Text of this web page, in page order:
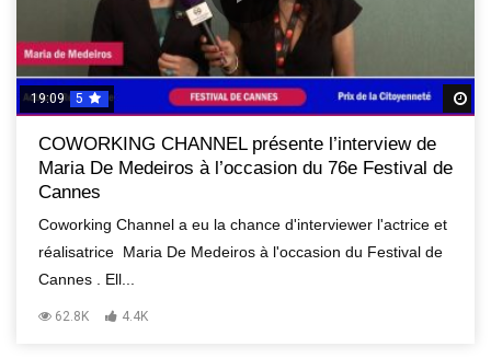
19:09 5
COWORKING CHANNEL présente l’interview de
Maria De Medeiros à l’occasion du 76e Festival de
Cannes
Coworking Channel a eu la chance d'interviewer l'actrice et
réalisatrice Maria De Medeiros à l'occasion du Festival de
Cannes . Ell...
62.8K 4.4K